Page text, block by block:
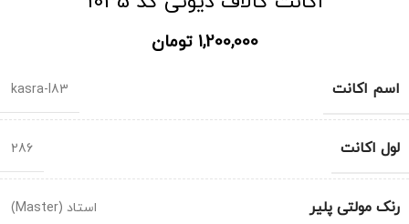
1,200,000 تومان
اسم اکانت kasra-l83
لول اکانت 286
رنک مولتی پلیر استاد (Master)